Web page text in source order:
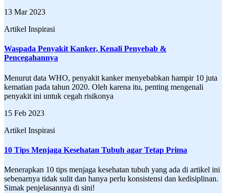
13 Mar 2023
Artikel Inspirasi
Waspada Penyakit Kanker, Kenali Penyebab &
Pencegahannya
Menurut data WHO, penyakit kanker menyebabkan hampir 10 juta
kematian pada tahun 2020. Oleh karena itu, penting mengenali
penyakit ini untuk cegah risikonya
15 Feb 2023
Artikel Inspirasi
10 Tips Menjaga Kesehatan Tubuh agar Tetap Prima
Menerapkan 10 tips menjaga kesehatan tubuh yang ada di artikel ini
sebenarnya tidak sulit dan hanya perlu konsistensi dan kedisiplinan.
Simak penjelasannya di sini!